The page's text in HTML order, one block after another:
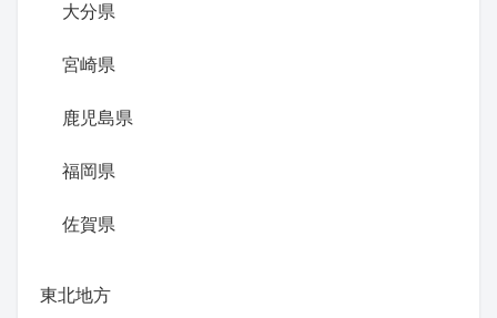
大分県
宮崎県
鹿児島県
福岡県
佐賀県
東北地方